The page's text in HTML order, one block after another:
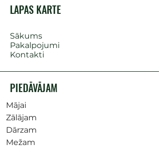
LAPAS KARTE
Sākums
Pakalpojumi
Kontakti
PIEDĀVĀJAM
Mājai
Zālājam
Dārzam
Mežam